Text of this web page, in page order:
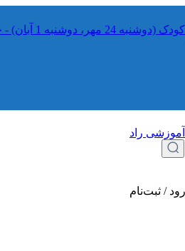
- جهت ثبت نام کلیک نمایید
/ ثبت‌نام